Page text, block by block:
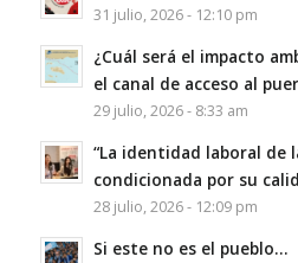
31 julio, 2026 - 12:10 pm
¿Cuál será el impacto
el canal de acceso al
29 julio, 2026 - 8:33 am
“La identidad laboral de
condicionada por su
28 julio, 2026 - 12:09 pm
Si este no es el pueblo…